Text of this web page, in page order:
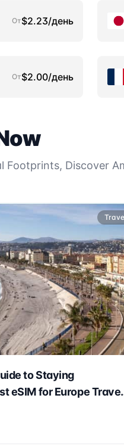
От$2.23/день
От$2.00/день
Footprints, Discover
to Staying
eSIM for Europe Travel
to Staying Connected: Best